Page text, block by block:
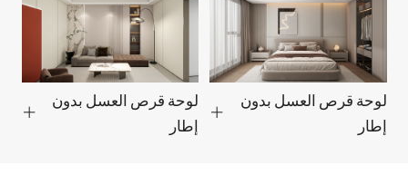
لوحة قرص العسل بدون
إطار
لوحة قرص العسل بدون
إطار